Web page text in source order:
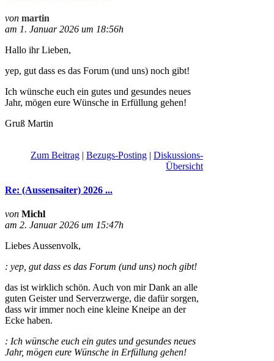
von martin
am 1. Januar 2026 um 18:56h
Hallo ihr Lieben,
yep, gut dass es das Forum (und uns) noch gibt!
Ich wünsche euch ein gutes und gesundes neues
Jahr, mögen eure Wünsche in Erfüllung gehen!
Gruß Martin
Zum Beitrag | Bezugs-Posting | Diskussions-
Übersicht
Re: (Aussensaiter) 2026 ...
von Michl
am 2. Januar 2026 um 15:47h
Liebes Aussenvolk,
: yep, gut dass es das Forum (und uns) noch gibt!
das ist wirklich schön. Auch von mir Dank an alle
guten Geister und Serverzwerge, die dafür sorgen,
dass wir immer noch eine kleine Kneipe an der
Ecke haben.
: Ich wünsche euch ein gutes und gesundes neues
Jahr, mögen eure Wünsche in Erfüllung gehen!